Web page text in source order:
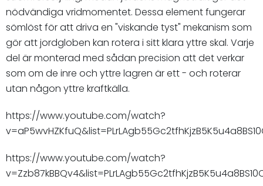
nödvändiga vridmomentet. Dessa element fungerar
sömlöst för att driva en "viskande tyst" mekanism som
gör att jordgloben kan rotera i sitt klara yttre skal. Varje
del är monterad med sådan precision att det verkar
som om de inre och yttre lagren är ett - och roterar
utan någon yttre kraftkälla.
https://www.youtube.com/watch?
https://www.youtube.com/watch?